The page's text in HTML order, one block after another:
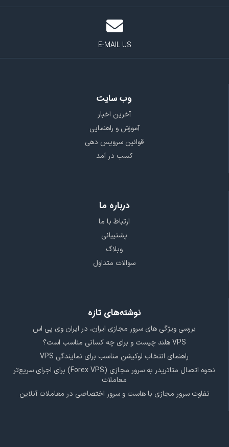
E-MAIL US
وب سایت
آخرین اخبار
آموزش و راهنمایی
قوانین سرویس دهی
کسب در آمد
درباره ما
ارتباط با ما
پشتیبانی
وبلاگ
سوالات متداول
نوشته‌های تازه
بررسی ویژگی‌ های سرور مجازی ایران، در ایران وی پی اس
VPS هلند چیست و برای چه کسانی مناسب است؟
راهنمای انتخاب لوکیشن مناسب برای نمایندگی VPS
نحوه اتصال متاتریدر به سرور مجازی (Forex VPS) برای اجرای سریع‌تر
معاملات
تفاوت سرور مجازی با هاست و سرور اختصاصی در معاملات آنلاین